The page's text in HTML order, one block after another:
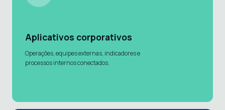
Aplicativos corporativos
Operações, equipes externas, indicadores e
processos internos conectados.